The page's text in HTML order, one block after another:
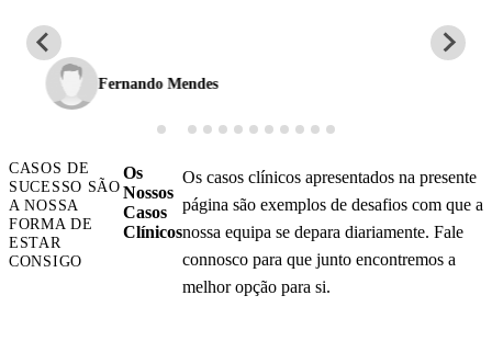
Nuno da Silva Ferreira
CASOS DE
SUCESSO SÃO
A NOSSA
FORMA DE
ESTAR
CONSIGO
Os
Nossos
Casos
Clínicos
Os casos clínicos apresentados na presente
página são exemplos de desafios com que a
nossa equipa se depara diariamente. Fale
connosco para que junto encontremos a
melhor opção para si.